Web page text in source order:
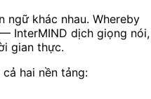
ngữ khác nhau. Whereby
InterMIND dịch giọng nói,
gian thực.
hai nền tảng: